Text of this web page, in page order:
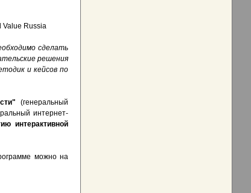
Value Russia
сделать
решения
и кейсов по
(генеральный
интернет-
интерактивной
можно на